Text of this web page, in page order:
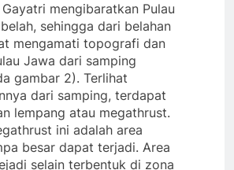
mengibaratkan Pulau
sehingga dari belahan
mengamati topografi dan
Jawa dari samping
gambar 2). Terlihat
dari samping, terdapat
lempang atau megathrust.
ini adalah area
besar dapat terjadi. Area
selain terbentuk di zona